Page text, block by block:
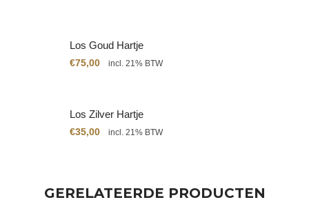
Los Goud Hartje
€75,00 incl. 21% BTW
Los Zilver Hartje
€35,00 incl. 21% BTW
GERELATEERDE PRODUCTEN